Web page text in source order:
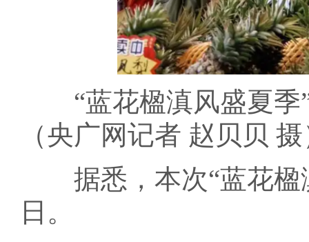
“蓝花楹滇风盛夏季”
（央广网记者 赵贝贝
据悉，本次“蓝花楹
日。